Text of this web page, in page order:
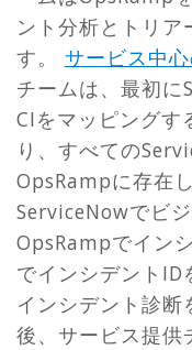
ント分析とトリア
す。 サービス中
チームは、最初
CIをマッピングす
り、すべての
OpsRampに存在
ServiceNowでビ
OpsRampでイン
でインシデントID
インシデント診
後、サービス提供